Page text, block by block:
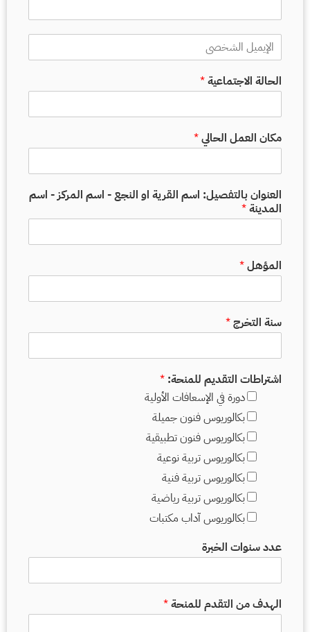
ا
ي
م
ا
ل
خ
ص
ي
*
الحالة الاجتماعية*
مكان العمل الحالي*
العنوان بالتفصيل: اسم القرية او النجع - اسم المركز - اسم
المدينة*
المؤهل*
سنة التخرج*
اشتراطات التقديم للمنحة: *
دورة في الإسعافات الأولية
بكالوريوس فنون جميلة
بكالوريوس فنون تطبيقية
بكالوريوس تربية نوعية
بكالوريوس تربية فنية
بكالوريوس تربية رياضية
بكالوريوس آداب مكتبات
عدد سنوات الخبرة
الهدف من التقدم للمنحة*